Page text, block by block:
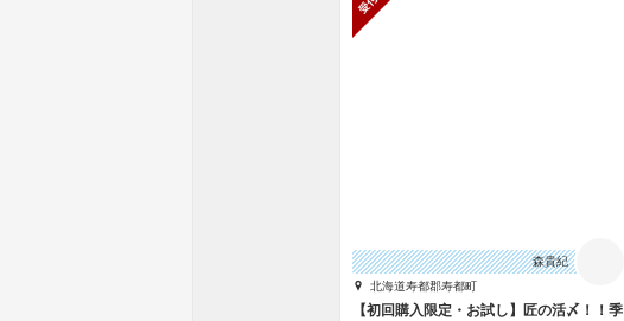
森貴紀
北海道寿都郡寿都町
【初回購入限定・お試し】匠の活〆！！季